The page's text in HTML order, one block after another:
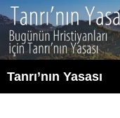
İçeriğe
atla
Tanrı’nın Yasası